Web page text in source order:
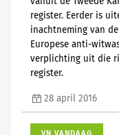
register. Eerder is
inachtneming van
Europese anti-
verplichting uit die
register.
28 april 2016